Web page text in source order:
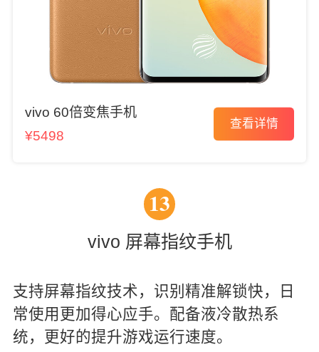
vivo 60倍变焦手机
¥5498
查看详情
13
vivo 屏幕指纹手机
支持屏幕指纹技术，识别精准解锁快，日
常使用更加得心应手。配备液冷散热系
统，更好的提升游戏运行速度。